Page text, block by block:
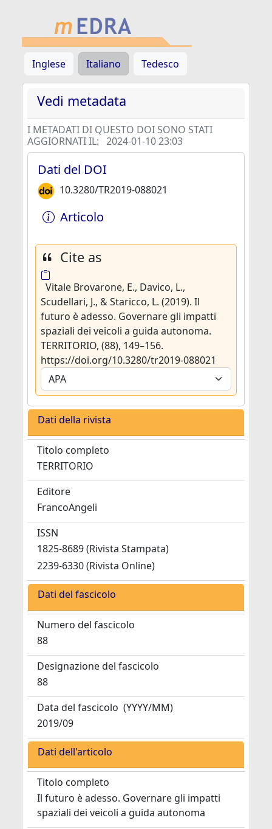
Inglese Italiano Tedesco
Vedi metadata
I METADATI DI QUESTO DOI SONO STATI
AGGIORNATI IL: 2024-01-10 23:03
Dati del DOI
10.3280/TR2019-088021
Articolo
Cite as
Vitale Brovarone, E., Davico, L.,
Scudellari, J., & Staricco, L. (2019). Il
futuro è adesso. Governare gli impatti
spaziali dei veicoli a guida autonoma.
TERRITORIO, (88), 149–156.
https://doi.org/10.3280/tr2019-088021
Dati della rivista
Titolo completo
TERRITORIO
Editore
FrancoAngeli
ISSN
1825-8689 (Rivista Stampata)
2239-6330 (Rivista Online)
Dati del fascicolo
Numero del fascicolo
88
Designazione del fascicolo
88
Data del fascicolo (YYYY/MM)
2019/09
Dati dell'articolo
Titolo completo
Il futuro è adesso. Governare gli impatti
spaziali dei veicoli a guida autonoma